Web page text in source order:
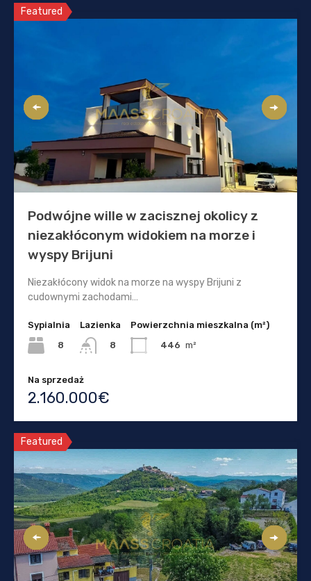
Featured
Podwójne wille w zacisznej okolicy z
niezakłóconym widokiem na morze i
wyspy Brijuni
Niezakłócony widok na morze na wyspy Brijuni z
cudownymi zachodami…
Sypialnia
8
Lazienka
8
Powierzchnia mieszkalna (m²)
446 m²
Na sprzedaż
2.160.000€
Featured